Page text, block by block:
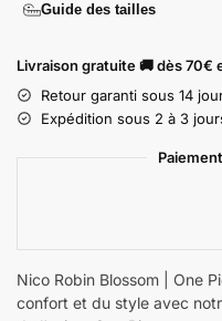
Guide des tailles
Livraison gratuite 🚚 dès 70€
Retour garanti sous 14
Expédition sous 2 à 3
Nico Robin Blossom | One
confort et du style avec